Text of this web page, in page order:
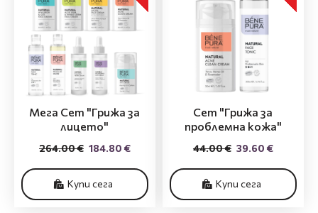
Мега Сет "Грижа за
лицето"
184.80 €
264.00 €
Купи сега
Сет "Грижа за
проблемна кожа"
39.60 €
44.00 €
Купи сега